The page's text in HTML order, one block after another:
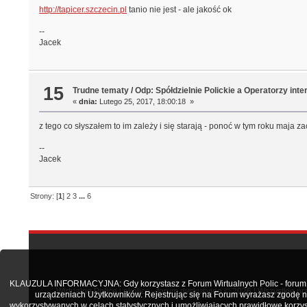
http://tapicer.szczecin.pl tanio nie jest - ale jakość ok
--
Jacek
15 Trudne tematy /Odp: Spółdzielnie Polickie a Operatorzy
«dnia: Lutego 25, 2017, 18:00:18 »
z tego co słyszałem to im zależy i się starają - ponoć w tym roku maja
--
Jacek
Strony: [1]2 3 ...6
Wirtualne Police i okolice - forum dyskusyjne © 2026 | Wszystkie
KLAUZULA INFORMACYJNA: Gdy korzystasz z Forum Wirtualnych Polic -
urządzeniach Użytkowników. Rejestrując się na Forum wyrażasz zgodę